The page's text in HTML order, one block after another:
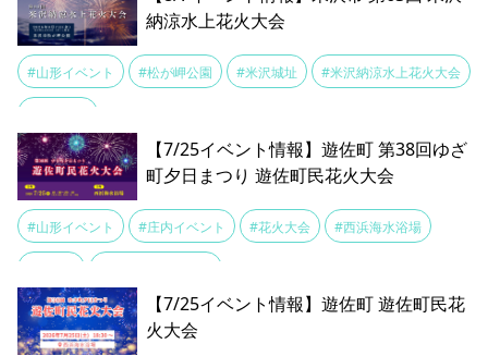
納涼水上花火大会
#山形イベント #松が岬公園 #米沢城址 #米沢納涼水上花火大会
【7/25イベント情報】遊佐町 第38回ゆざ
町夕日まつり 遊佐町民花火大会
#山形イベント #庄内イベント #花火大会 #西浜海水浴場
【7/25イベント情報】遊佐町 遊佐町民花
火大会